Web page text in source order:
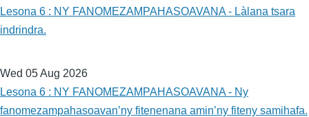
Lesona 6 : NY FANOMEZAMPAHASOAVANA - Làlana tsara
indrindra.
Wed 05 Aug 2026
Lesona 6 : NY FANOMEZAMPAHASOAVANA - Ny
fanomezampahasoavan’ny fitenenana amin’ny fiteny samihafa.